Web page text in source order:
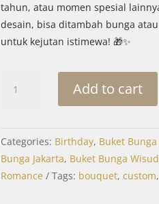
tahun, atau momen spesial
desain, bisa ditambah bunga
untuk kejutan istimewa! 🎁✨
UangL:
Service
quantity
Add to cart
Categories: Birthday, Buket
Bunga Jakarta, Buket Bunga
Romance
Tags: bouquet, custom,